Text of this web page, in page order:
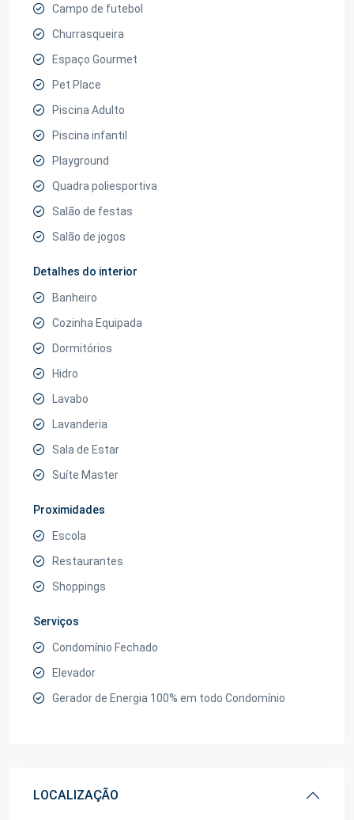
Campo de futebol
Churrasqueira
Espaço Gourmet
Pet Place
Piscina Adulto
Piscina infantil
Playground
Quadra poliesportiva
Salão de festas
Salão de jogos
Detalhes do interior
Banheiro
Cozinha Equipada
Dormitórios
Hidro
Lavabo
Lavanderia
Sala de Estar
Suíte Master
Proximidades
Escola
Restaurantes
Shoppings
Serviços
Condomínio Fechado
Elevador
Gerador de Energia 100% em todo Condomínio
LOCALIZAÇÃO